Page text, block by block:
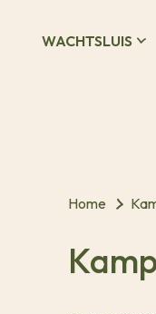
WACHTSLUIS
Home